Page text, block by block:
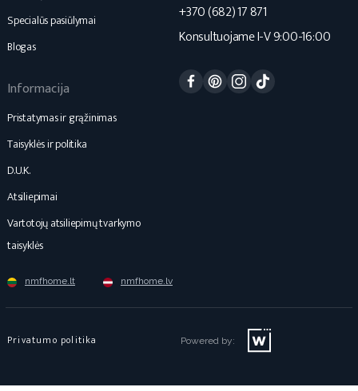
Specialūs pasiūlymai
Blogas
Informacija
Pristatymas ir grąžinimas
Taisyklės ir politika
D.U.K.
Atsiliepimai
Vartotojų atsiliepimų tvarkymo
taisyklės
+370 (682) 17 871
Konsultuojame I-V 9:00-16:00
FacebookPinterestInstagram
nmfhome.lt nmfhome.lv
Privatumo politika Powered by: